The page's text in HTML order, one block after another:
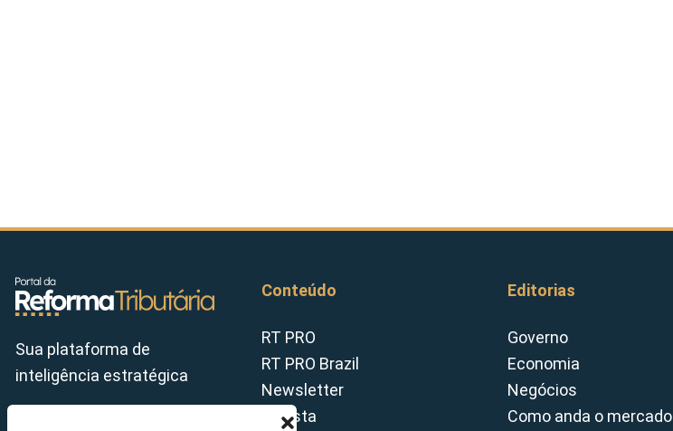
Sua plataforma de
inteligência estratégica
Conteúdo
RT PRO
RT PRO Brazil
Newsletter
Revista
Editorias
Governo
Economia
Negócios
Como anda o mercado